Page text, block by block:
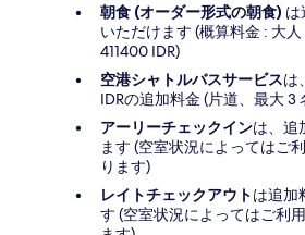
朝食 (オーダー形式の朝食) は
いただけます (概算料金 : 大
411400 IDR)
空港シャトルバスサービスは
IDRの追加料金 (片道、最大 3
アーリーチェックインは、追
ます (空室状況によってはご
ります)
レイトチェックアウトは追加
す (空室状況によってはご利